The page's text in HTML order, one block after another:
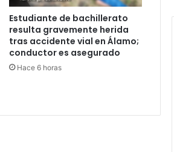
Estudiante de bachillerato
resulta gravemente herida
tras accidente vial en Álamo;
conductor es asegurado
Hace 6 horas